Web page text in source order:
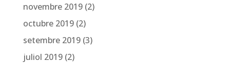
novembre 2019(2)
octubre 2019(2)
setembre 2019(3)
juliol 2019(2)